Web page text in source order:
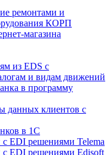
ремонтами и
КОРП
магазина
из EDS с
и видам движений
в программу
данных клиентов с
в 1С
EDI решениями Telema
с EDI решениями Edisoft